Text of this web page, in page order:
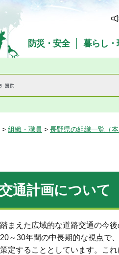
Prefecture
防災・安全 暮らし・
> 組織・職員 > 長野県の組織一覧（本
通計画について
まえた広域的な道路交通の今
～30年間の中長期的な視点で
定することとしています。こ